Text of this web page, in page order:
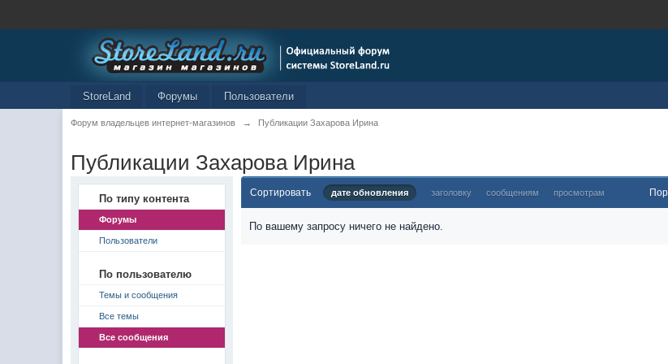
StoreLand Форумы Пользователи
Форум владельцев интернет-магазинов → Публикации Захарова Ирина
Публикации Захарова Ирина
По типу контента
Форумы
Пользователи
По пользователю
Темы и сообщения
Все темы
Все сообщения
Сортировать дате обновления заголовку сообщениям просмотрам
По вашему запросу ничего не найдено.